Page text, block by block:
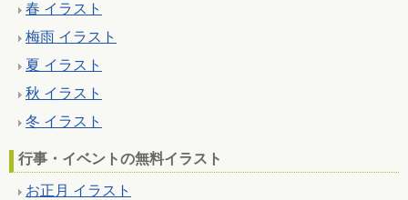
春 イラスト
梅雨 イラスト
夏 イラスト
秋 イラスト
冬 イラスト
行事・イベントの無料イラスト
お正月 イラスト